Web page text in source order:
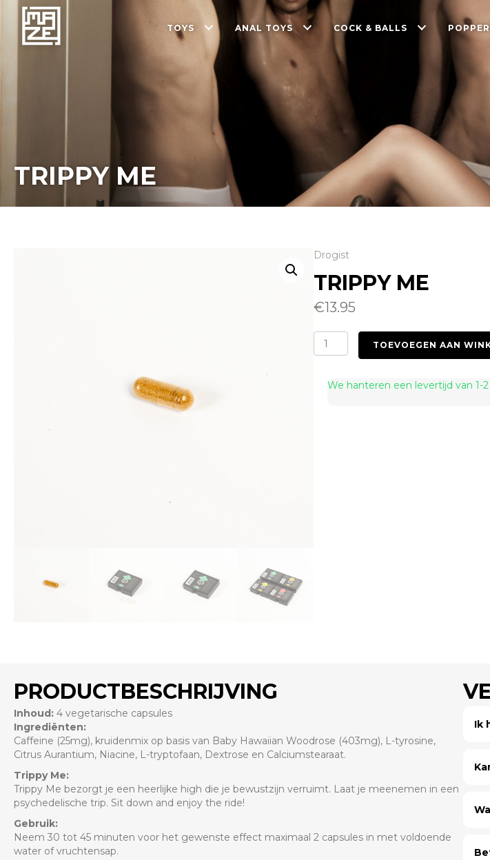
TOYS ANAL TOYS COCK & BALLS
TRIPPY ME
Drogist
TRIPPY ME
€13.95
Trippy
Me
TOEVOEGEN AAN
We hanteren een levertijd van 1-
PRODUCTBESCHRIJVING
Inhoud: 4 vegetarische capsules
Ingrediënten:
Caffeine (25mg), kruidenmix op basis van Baby Hawaiian Woodrose (403mg), L-tyrosine,
Citrus Aurantium, Niacine, L-tryptofaan, Dextrose en Calciumstearaat.
Trippy Me:
Trippy Me bezorgt je een heerlijke high die je bewustzijn verruimt. Laat je meenemen in een
psychedelische trip. Sit down and enjoy the ride!
Gebruik:
Neem 30 tot 45 minuten voor het gewenste effect maximaal 2 capsules in met voldoende
water of vruchtensap.
Ik